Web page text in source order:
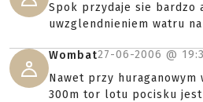
Spok przydaje sie bardzo
uwzglendnieniem watru
Wombat27-06-2006 @
Nawet przy huraganowym
300m tor lotu pocisku